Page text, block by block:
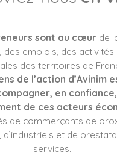
sont au cœur de
des emplois, des
des territoires de
de l’action d’Avinim
en
de ces acteurs
de commerçants de
d’industriels et de
services.